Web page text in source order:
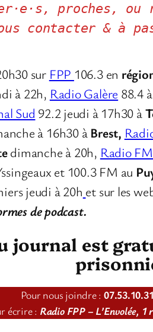
proches,
contacter & à
sur FPP 106.3 en
à 22h, Radio Galère 88.4 à
Sud 92.2 jeudi à 17h30 à
à 16h30 à Brest,
dimanche à 20h, Radio
et 100.3 FM au
jeudi à 20h et sur les
de podcast.
journal est
Pour nous joindre :
écrire : Radio FPP – L’Envolée,